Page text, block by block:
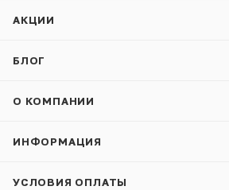
АКЦИИ
БЛОГ
О КОМПАНИИ
ИНФОРМАЦИЯ
УСЛОВИЯ ОПЛАТЫ